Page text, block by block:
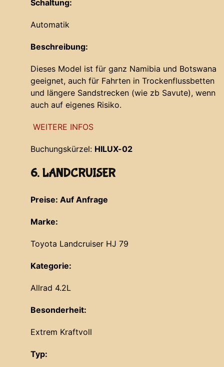
Schaltung:
Automatik
Beschreibung:
Dieses Model ist für ganz Namibia und Botswana
geeignet, auch für Fahrten in Trockenflussbetten
und längere Sandstrecken (wie zb Savute), wenn
auch auf eigenes Risiko.
WEITERE INFOS
Buchungskürzel: HILUX-02
6. LANDCRUISER
Preise: Auf Anfrage
Marke:
Toyota Landcruiser HJ 79
Kategorie:
Allrad 4.2L
Besonderheit:
Extrem Kraftvoll
Typ: